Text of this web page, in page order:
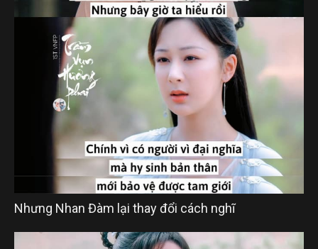
Nhưng Nhan Đàm lại thay đổi cách nghĩ